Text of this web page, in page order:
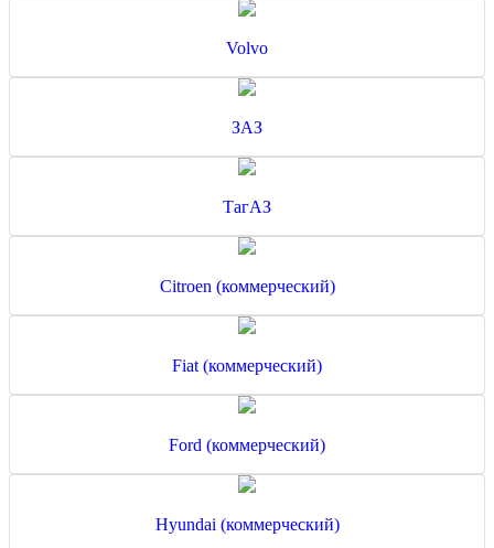
Volvo
ЗАЗ
ТагАЗ
Citroen (коммерческий)
Fiat (коммерческий)
Ford (коммерческий)
Hyundai (коммерческий)